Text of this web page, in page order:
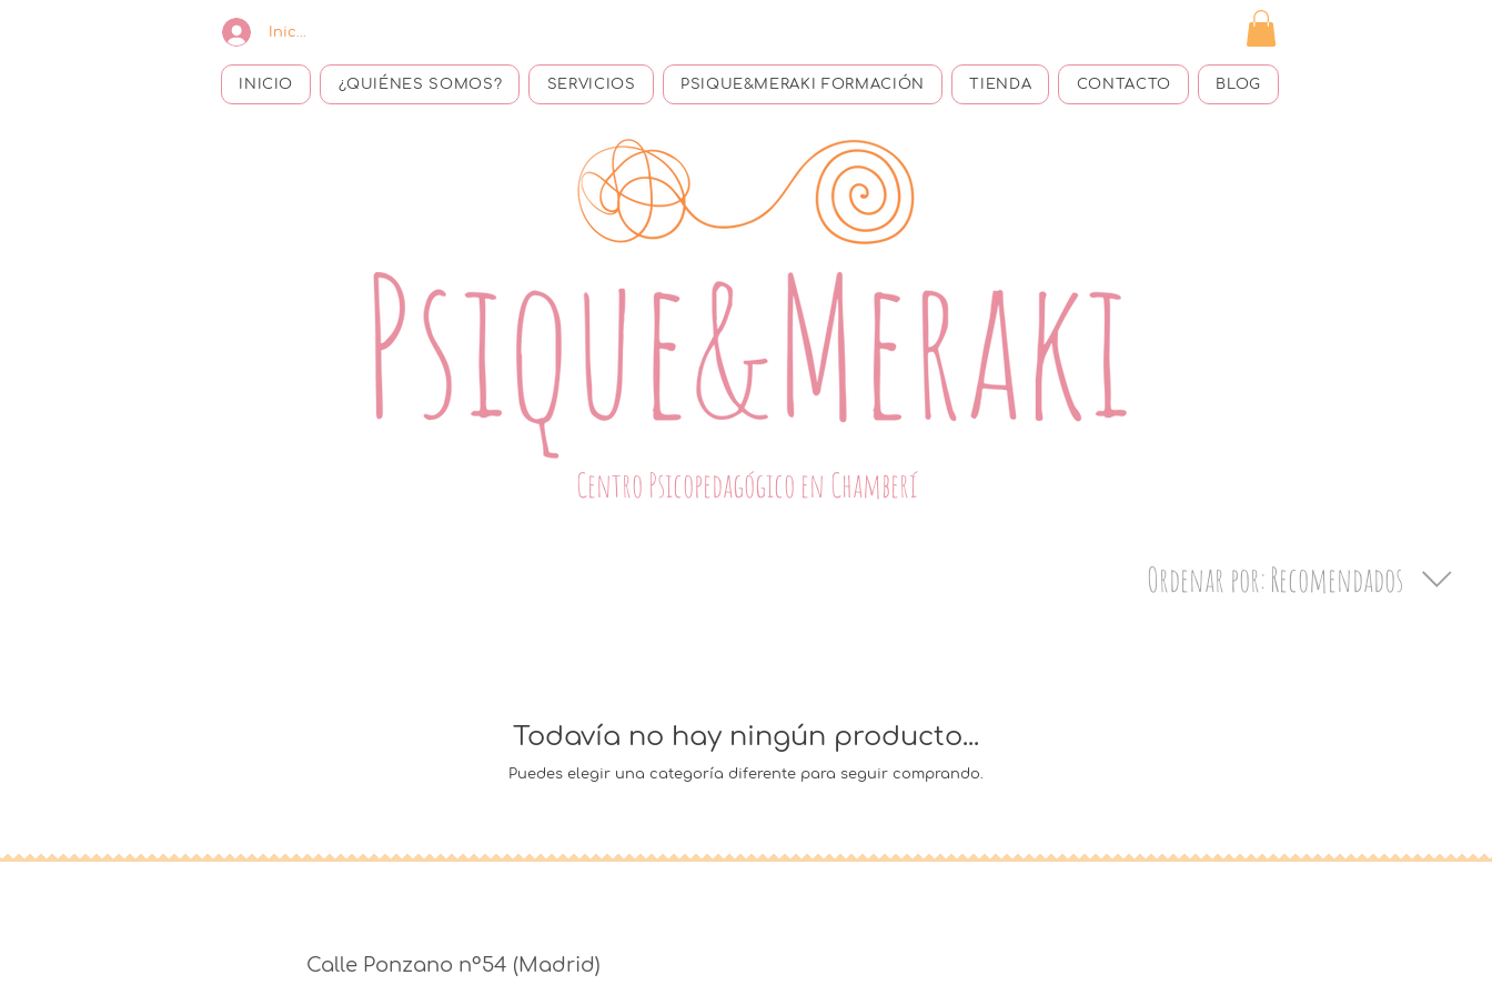
Iniciar sesión
INICIO ¿QUIÉNES SOMOS? SERVICIOS PSIQUE&MERAKI FORMACIÓN TIENDA CONTACTO BLOG
Centro Psicopedagógico en Chamberí
Ordenar por:Recomendados
Todavía no hay ningún producto...
Puedes elegir una categoría diferente para seguir comprando.
Calle Ponzano nº54 (Madrid)